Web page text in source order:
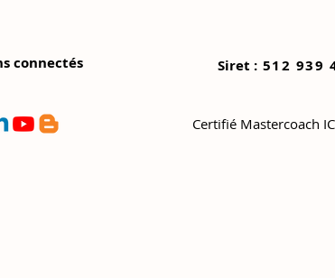
connectés Siret : 512 939
Certifié Mastercoach